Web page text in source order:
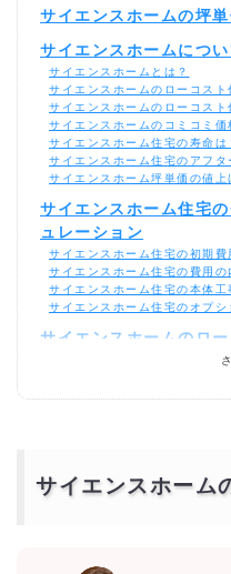
サイエンスホームの坪
サイエンスホームについ
サイエンスホームとは？
サイエンスホームのローコスト
サイエンスホームのローコスト
サイエンスホームのコミコミ
サイエンスホーム住宅の寿命は
サイエンスホーム住宅のアフタ
サイエンスホーム坪単価の値上
サイエンスホーム住宅
ュレーション
サイエンスホーム住宅の初期費
サイエンスホーム住宅の費用の
サイエンスホーム住宅の本体工
サイエンスホーム住宅のオプ
サイエンスホームのロ
サイエンスホーム住宅を総額
300万円・400万円・500万円
てれる？
サイエンスホーム